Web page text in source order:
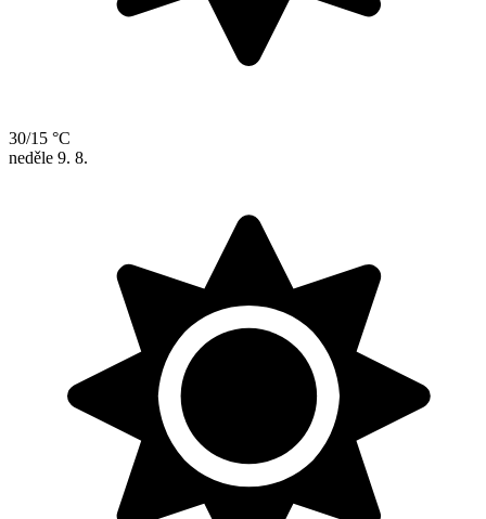
30/15 °C
neděle 9. 8.